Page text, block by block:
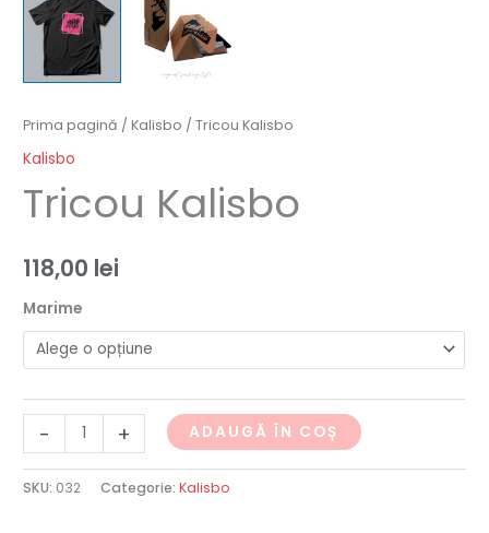
Prima pagină /Kalisbo / Tricou Kalisbo
Kalisbo
Tricou Kalisbo
118,00 lei
Marime
- + ADAUGĂ ÎN COȘ
SKU: 032 Categorie:Kalisbo